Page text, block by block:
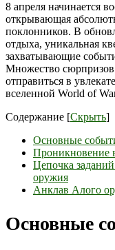
8 апреля начинается
открывающая
поклонников. В
отдыха, уникальная
захватывающие
Множество сюрпризов
отправиться в
вселенной World of
Содержание [Скрыть]
Основные
Проникновение
Цепочка
оружия
Анклав Алого
Основные